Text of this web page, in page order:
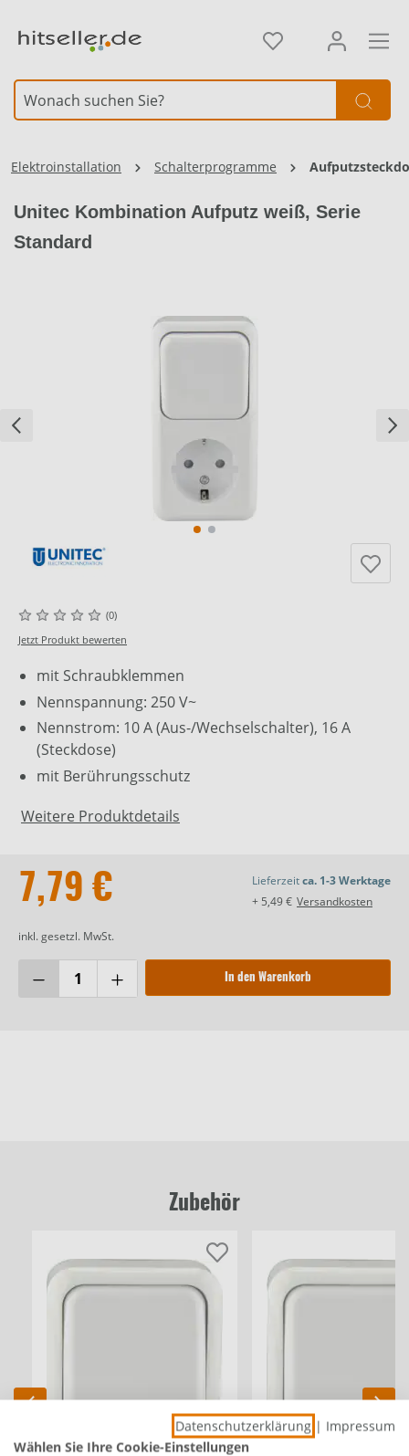
Elektroinstallation Schalterprogramme
Unitec Kombination Aufputz weiß, Serie
Standard
(0)
Jetzt Produkt bewerten
mit Schraubklemmen
Nennspannung: 250 V~
Nennstrom: 10 A (Aus-/Wechselschalter), 16 A
(Steckdose)
mit Berührungsschutz
Weitere Produktdetails
7,79 €
inkl. gesetzl. MwSt.
Lieferzeitca. 1-3 Werktage
+ 5,49 € Versandkosten
In den Warenkorb
Zubehör
Element überspringen
Datenschutzerklärung | Impressum
Wählen Sie Ihre Cookie-Einstellungen